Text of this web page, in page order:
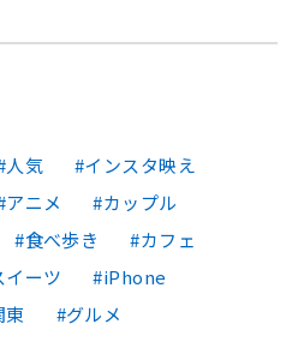
人気
インスタ映え
アニメ
カップル
食べ歩き
カフェ
イーツ
iPhone
東 グルメ